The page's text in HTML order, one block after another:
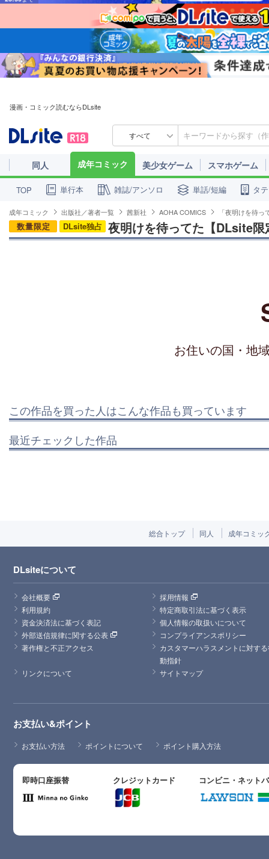
漫画・コミック読むならDLsite
すべて
同人 成年コミック 美少女ゲーム スマホゲーム
TOP 単行本 雑誌/アンソロ 単話/短編 タ
成年コミック 出版社／著者一覧 茜新社 AOHA COMICS 「夜明けを待
数量限定 DLsite独占 夜明けを待ってた【DLsite限
お住いの国・地
この作品を買った人はこんな作品も買っています
最近チェックした作品
総合トップ 同人 成年コミッ
DLsiteについて
会社概要
採用情報
利用規約
特定商取引法に基づく表示
資金決済法に基づく表記
個人情報の取扱いについて
外部送信規律に関する公表
コンプライアンスポリシー
著作権と不正アクセス
カスタマーハラスメントに対す
動指針
リンクについて
サイトマップ
お支払い&ポイント
お支払い方法 ポイントについて ポイント購入方法
即時口座振替 クレジットカード コンビニ・ネット